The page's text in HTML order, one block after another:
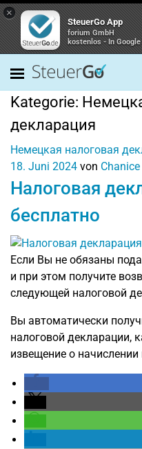
×
SteuerGo App
forium GmbH
kostenlos - In
Kategorie:
декларация
Немецкая налоговая
18. Juni 2024 von
Налоговая
бесплатно
Если Вы не обязаны
и при этом получите
следующей налоговой
Вы автоматически
налоговой декларации,
извещение о